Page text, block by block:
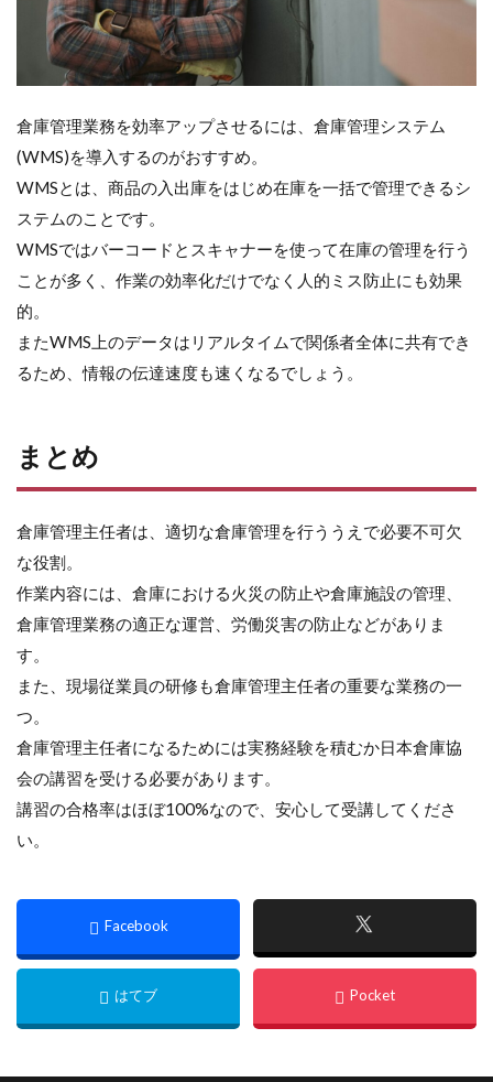
倉庫管理業務を効率アップさせるには、倉庫管理システム
(WMS)を導入するのがおすすめ。
WMSとは、商品の入出庫をはじめ在庫を一括で管理できるシ
ステムのことです。
WMSではバーコードとスキャナーを使って在庫の管理を行う
ことが多く、作業の効率化だけでなく人的ミス防止にも効果
的。
またWMS上のデータはリアルタイムで関係者全体に共有でき
るため、情報の伝達速度も速くなるでしょう。
まとめ
倉庫管理主任者は、適切な倉庫管理を行ううえで必要不可欠
な役割。
作業内容には、倉庫における火災の防止や倉庫施設の管理、
倉庫管理業務の適正な運営、労働災害の防止などがありま
す。
また、現場従業員の研修も倉庫管理主任者の重要な業務の一
つ。
倉庫管理主任者になるためには実務経験を積むか日本倉庫協
会の講習を受ける必要があります。
講習の合格率はほぼ100%なので、安心して受講してくださ
い。